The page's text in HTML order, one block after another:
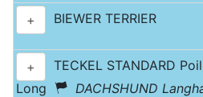
+ BIEWER TERRIER
+
TECKEL STANDARD Poil
Long
DACHSHUND